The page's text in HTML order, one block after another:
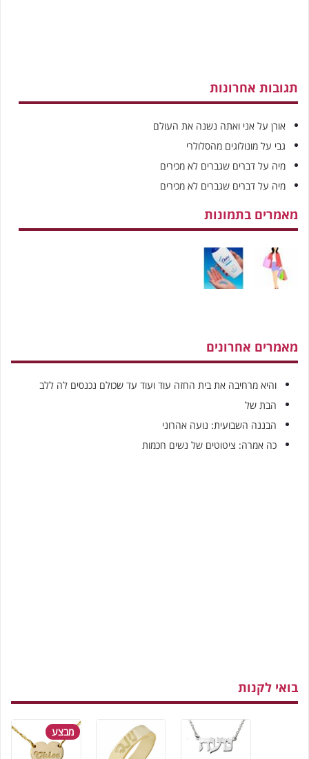
מאמרים אחרונים
והיא מרחיבה את בית החזה עוד ועוד עד שכולם נכנסים לה ללב
הבת של
הבננה השבועית: נועה אהרוני
כה אמרה: ציטוטים של נשים חכמות
בואי לקנות
מבצע
תגובות אחרונות
אורן על אני ואתה נשנה את העולם
גבי על מונולוגים מהסלולרי
מיה על דברים שגברים לא מכירים
מיה על דברים שגברים לא מכירים
מאמרים בתמונות